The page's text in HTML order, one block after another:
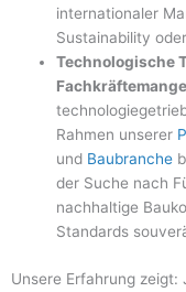
internationaler
Sustainability
Technologische
Rahmen unserer
und Baubranche
der Suche nach
nachhaltige
Standards
Unsere Erfahrung